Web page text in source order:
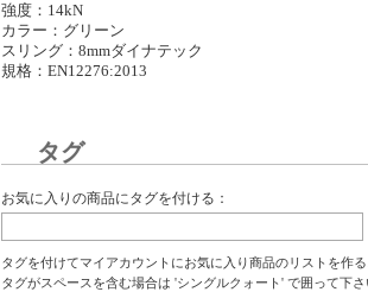
強度：14kN
カラー：グリーン
スリング：8mmダイナテック
規格：EN12276:2013
タグ
お気に入りの商品にタグを付ける：
タグを付けてマイアカウントにお気に入り商品のリストを作
タグがスペースを含む場合は 'シングルクォート' で囲って下